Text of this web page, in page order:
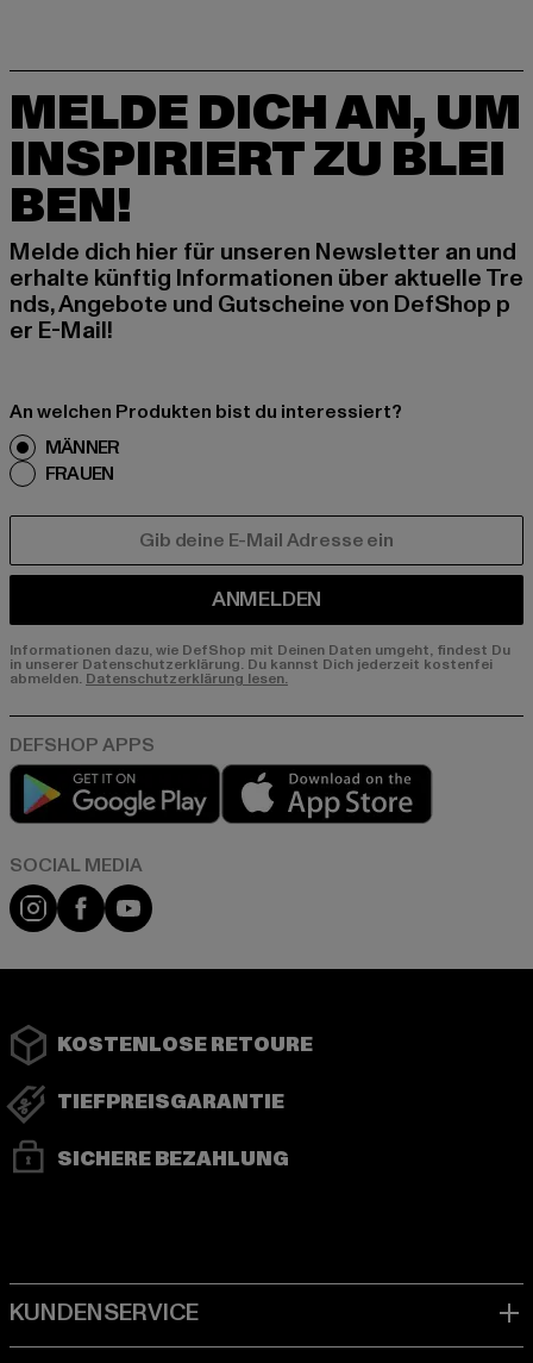
MELDE DICH AN, UM
INSPIRIERT ZU BLEI
BEN!
Melde dich hier für unseren Newsletter an und
erhalte künftig Informationen über aktuelle Tre
nds, Angebote und Gutscheine von DefShop p
er E-Mail!
An welchen Produkten bist du interessiert?
MÄNNER
FRAUEN
ANMELDEN
Informationen dazu, wie DefShop mit Deinen Daten umgeht, findest Du
in unserer Datenschutzerklärung. Du kannst Dich jederzeit kostenfei
abmelden. Datenschutzerklärung lesen.
Play market
Instagram
FacebookYouTube
KOSTENLOSE RETOURE
TIEFPREISGARANTIE
SICHERE BEZAHLUNG